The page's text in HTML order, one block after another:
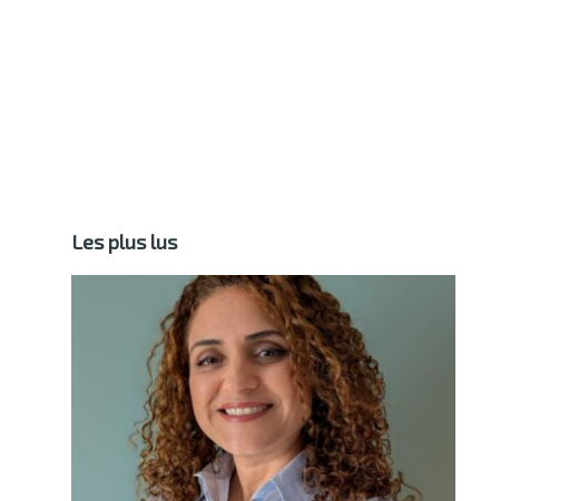
Les plus lus